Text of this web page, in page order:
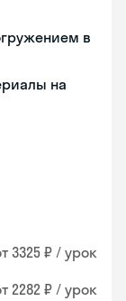
в
на
3325 ₽ / урок
2282 ₽ / урок